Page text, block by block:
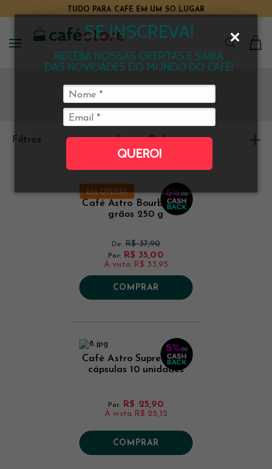
SE INSCREVA!
RECEBA NOSSAS OFERTAS E SAIBA
DAS NOVIDADES DO MUNDO DO CAFÉ!
QUERO!
TUDO PARA CAFÉ EM UM SÓ LUGAR
Filtros Ordenar
Café Astro Bourbon em
grãos 250 g
De:R$ 37,90
Por: R$ 35,00
À vista R$ 33,95
COMPRAR
Café Astro Supremo em
cápsulas 10 unidades
Por: R$ 25,90
À vista R$ 25,12
COMPRAR